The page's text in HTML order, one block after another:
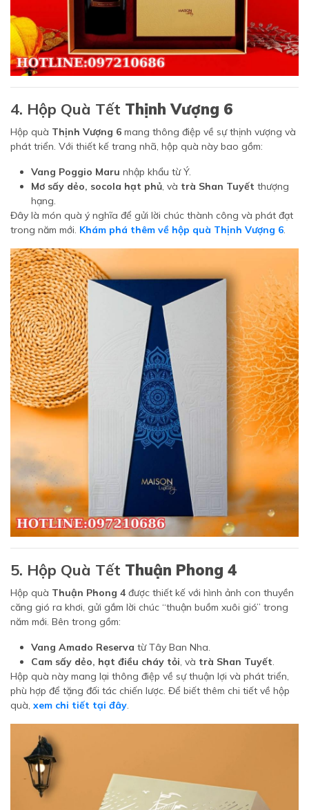
4. Hộp Quà Tết Thịnh Vượng 6
Hộp quà Thịnh Vượng 6 mang thông điệp về sự thịnh vượng và
phát triển. Với thiết kế trang nhã, hộp quà này bao gồm:
Vang Poggio Maru nhập khẩu từ Ý.
Mơ sấy dẻo, socola hạt phủ, và trà Shan Tuyết thượng
hạng.
Đây là món quà ý nghĩa để gửi lời chúc thành công và phát đạt
trong năm mới. Khám phá thêm về hộp quà Thịnh Vượng 6.
5. Hộp Quà Tết Thuận Phong 4
Hộp quà Thuận Phong 4 được thiết kế với hình ảnh con thuyền
căng gió ra khơi, gửi gắm lời chúc “thuận buồm xuôi gió” trong
năm mới. Bên trong gồm:
Vang Amado Reserva từ Tây Ban Nha.
Cam sấy dẻo, hạt điều cháy tỏi, và trà Shan Tuyết.
Hộp quà này mang lại thông điệp về sự thuận lợi và phát triển,
phù hợp để tặng đối tác chiến lược. Để biết thêm chi tiết về hộp
quà, xem chi tiết tại đây.